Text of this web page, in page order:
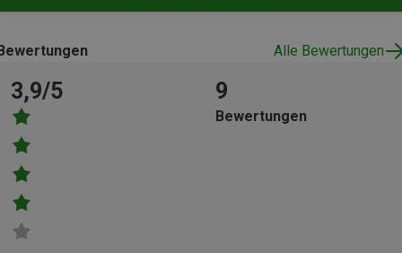
Alle Bewertungen
3,9/5 9
Bewertungen